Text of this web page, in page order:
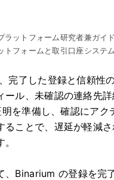
ラットフォーム研究者兼ガイ
トフォームと取引口座システ
完了した登録と信頼性
ル、未確認の連絡先
を準備し、確認にアク
ることで、遅延が軽減
、Binarium の登録を完